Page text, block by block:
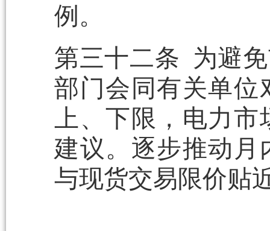
例。
第三十二条 为避
部门会同有关单位
上、下限，电力
建议。逐步推动月
与现货交易限价贴